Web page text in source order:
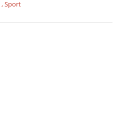
,Sport